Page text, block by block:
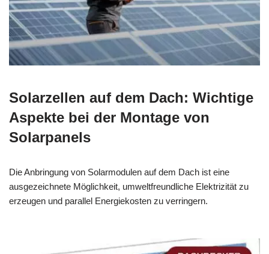
Solarzellen auf dem Dach: Wichtige
Aspekte bei der Montage von
Solarpanels
Die Anbringung von Solarmodulen auf dem Dach ist eine
ausgezeichnete Möglichkeit, umweltfreundliche Elektrizität zu
erzeugen und parallel Energiekosten zu verringern.